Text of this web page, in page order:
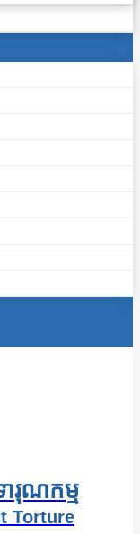
ារុណកម្ម
Torture